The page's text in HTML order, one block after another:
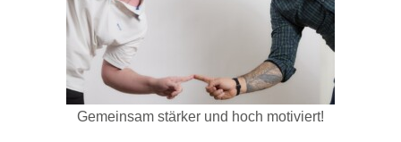
Gemeinsam stärker und hoch motiviert!